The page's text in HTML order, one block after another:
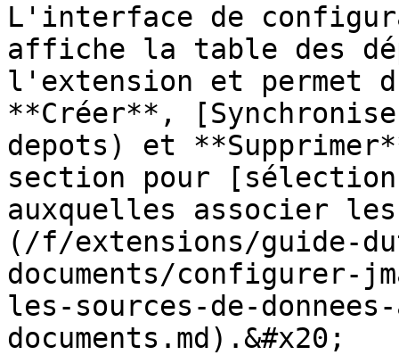
L'interface de
affiche la table des
l'extension et permet
**Créer**,
depots) et
section pour
auxquelles associer les
(/f/extensions/guide-
documents/configurer-
les-sources-de-
documents.md).&#x20;